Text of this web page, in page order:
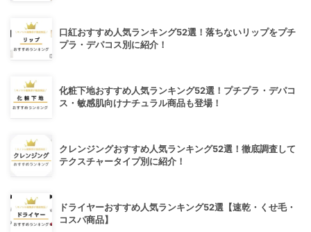
口紅おすすめ人気ランキング52選！落ちないリップをプチ
プラ・デパコス別に紹介！
化粧下地おすすめ人気ランキング52選！プチプラ・デパコ
ス・敏感肌向けナチュラル商品も登場！
クレンジングおすすめ人気ランキング52選！徹底調査して
テクスチャータイプ別に紹介！
ドライヤーおすすめ人気ランキング52選【速乾・くせ毛・
コスパ商品】